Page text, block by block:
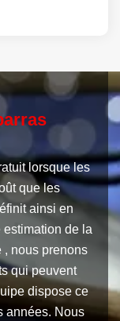
lorsque les
que les
ainsi en
de la
, nous prenons
qui peuvent
dispose ce
années. Nous